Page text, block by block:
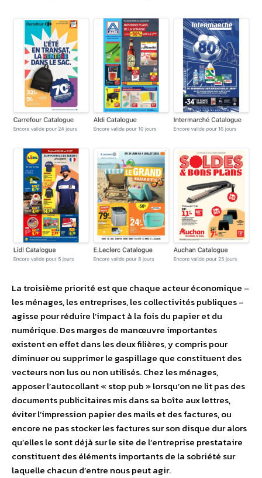
La troisième priorité est que chaque acteur économique –
les ménages, les entreprises, les collectivités publiques –
agisse pour réduire l’impact à la fois du papier et du
numérique. Des marges de manœuvre importantes
existent en effet dans les deux filières, y compris pour
diminuer ou supprimer le gaspillage que constituent des
vecteurs non lus ou non utilisés. Chez les ménages,
apposer l’autocollant « stop pub » lorsqu’on ne lit pas des
documents publicitaires mis dans sa boîte aux lettres,
éviter l’impression papier des mails et des factures, ou
encore ne pas stocker les factures sur son disque dur alors
qu’elles le sont déjà sur le site de l’entreprise prestataire
constituent des éléments importants de la sobriété sur
laquelle chacun d’entre nous peut agir.